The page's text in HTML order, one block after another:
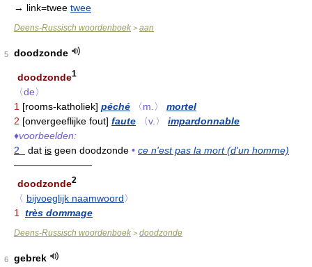
→ link=twee twee
Deens-Russisch woordenboek > aan
5 doodzonde
doodzonde1
〈de〉
1 [rooms-katholiek] péché 〈m.〉
mortel
2 [onvergeeflijke fout] faute 〈v.〉
impardonnable
♦voorbeelden:
2
dat is geen doodzonde • ce n'est pas la mort (d'un homme)
————————
doodzonde2
〈 bijvoeglijk naamwoord〉
1
très dommage
Deens-Russisch woordenboek > doodzonde
6
gebrek